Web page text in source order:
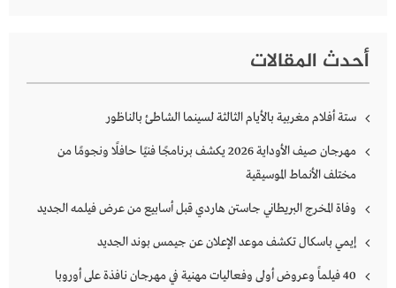
أحدث المقالات
ستة أفلام مغربية بالأيام الثالثة لسينما الشاطئ بالناظور
مهرجان صيف الأوداية 2026 يكشف برنامجًا فنيًا حافلًا ونجومًا من
مختلف الأنماط الموسيقية
وفاة المخرج البريطاني جاستن هاردي قبل أسابيع من عرض فيلمه الجديد
إيمي باسكال تكشف موعد الإعلان عن جيمس بوند الجديد
40 فيلماً وعروض أولى وفعاليات مهنية في مهرجان نافذة على أوروبا